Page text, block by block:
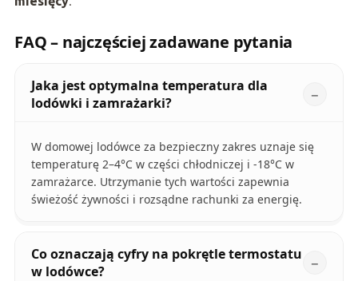
FAQ – najczęściej zadawane pytania
Jaka jest optymalna temperatura dla
lodówki i zamrażarki?
W domowej lodówce za bezpieczny zakres uznaje się
temperaturę 2–4°C w części chłodniczej i -18°C w
zamrażarce. Utrzymanie tych wartości zapewnia
świeżość żywności i rozsądne rachunki za energię.
Co oznaczają cyfry na pokrętle termostatu
w lodówce?